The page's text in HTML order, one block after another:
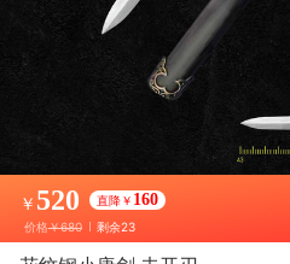
￥ 520 直降￥ 160
价格￥680 剩余23